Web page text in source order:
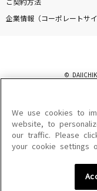
ご契約方法
企業情報（コーポレートサイ
©
このサイトに掲載されている
を問わず、著作権法の定める
を禁じます。
楽曲及びコンテンツは、機種
楽曲及びコンテンツの配信日
We use cookies to
website, to
our traffic. Please
your cookie settings